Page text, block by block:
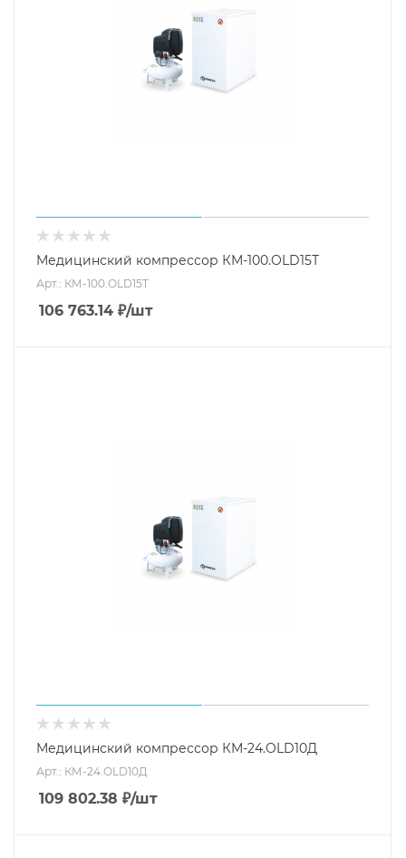
Медицинский компрессор КМ-100.OLD15Т
Арт.: КМ-100.OLD15Т
106 763.14 ₽/шт
Медицинский компрессор КМ-24.OLD10Д
Арт.: КМ-24.OLD10Д
109 802.38 ₽/шт